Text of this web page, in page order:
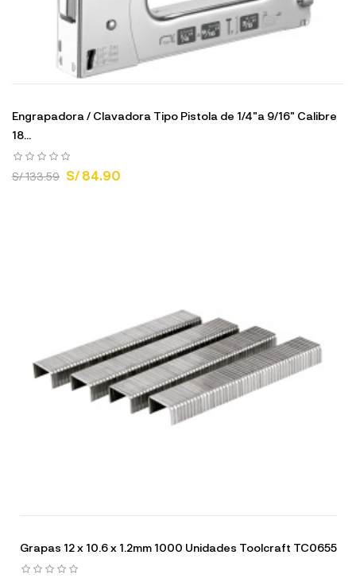
Engrapadora / Clavadora Tipo Pistola de 1/4"a 9/16" Calibre
18...
S/ 133.59 S/ 84.90
Grapas 12 x 10.6 x 1.2mm 1000 Unidades Toolcraft TC0655